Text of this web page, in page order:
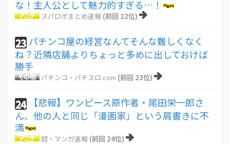
な！主人公として魅力的すぎる…！
スパロボまとめ速報 (前回 22位)
23 パチンコ屋の経営なんてそんな難しくなく
ね？近隣店舗よりちょっと多めに出しておけば
勝手
パチンコ・パチスロ.com (前回 23位)
24
【悲報】ワンピース原作者・尾田栄一郎さ
ん、他の人と同じ「漫画家」という肩書きに不
満
超・マンガ速報 (前回 24位)